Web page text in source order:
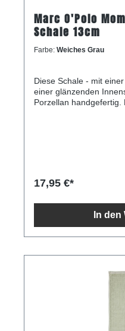
Marc O'Polo
Schale 13cm
Farbe: Weiches Grau
Diese Schale - mit
einer glänzenden
Porzellan handgefertig.
17,95 €*
In